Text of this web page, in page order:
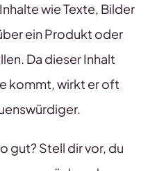
wie Texte, Bilder
ein Produkt oder
Da dieser Inhalt
kommt, wirkt er oft
gut? Stell dir vor, du